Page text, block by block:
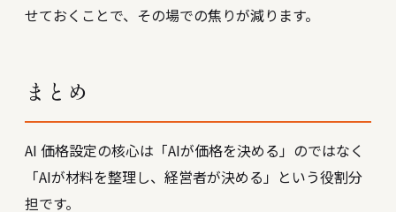
せておくことで、その場での焦りが減ります。
まとめ
AI 価格設定の核心は「AIが価格を決める」のではなく
「AIが材料を整理し、経営者が決める」という役割分
担です。